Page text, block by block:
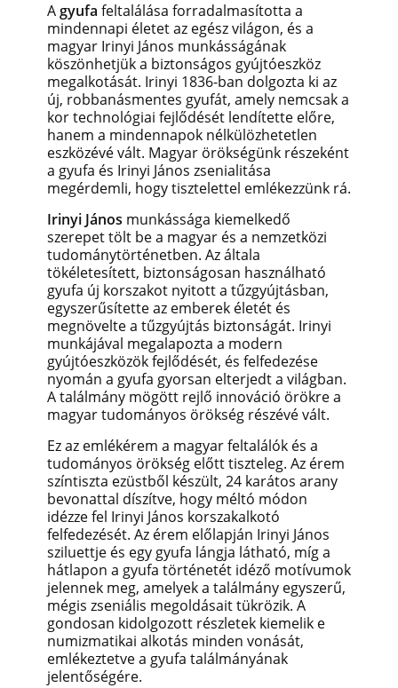
Agyufa feltalálása forradalmasította a
mindennapi életet az egész világon, és a
magyar Irinyi János munkásságának
köszönhetjük a biztonságos gyújtóeszköz
megalkotását. Irinyi 1836-ban dolgozta ki az
új, robbanásmentes gyufát, amely nemcsak a
kor technológiai fejlődését lendítette előre,
hanem a mindennapok nélkülözhetetlen
eszközévé vált. Magyar örökségünk részeként
a gyufa és Irinyi János zsenialitása
megérdemli, hogy tisztelettel emlékezzünk rá.
Irinyi János munkássága kiemelkedő
szerepet tölt be a magyar és a nemzetközi
tudománytörténetben. Az általa
tökéletesített, biztonságosan használható
gyufa új korszakot nyitott a tűzgyújtásban,
egyszerűsítette az emberek életét és
megnövelte a tűzgyújtás biztonságát. Irinyi
munkájával megalapozta a modern
gyújtóeszközök fejlődését, és felfedezése
nyomán a gyufa gyorsan elterjedt a világban.
A találmány mögött rejlő innováció örökre a
magyar tudományos örökség részévé vált.
Ez az emlékérem a magyar feltalálók és a
tudományos örökség előtt tiszteleg. Az érem
színtiszta ezüstből készült, 24 karátos arany
bevonattal díszítve, hogy méltó módon
idézze fel Irinyi János korszakalkotó
felfedezését. Az érem előlapján Irinyi János
sziluettje és egy gyufa lángja látható, míg a
hátlapon a gyufa történetét idéző motívumok
jelennek meg, amelyek a találmány egyszerű,
mégis zseniális megoldásait tükrözik. A
gondosan kidolgozott részletek kiemelik e
numizmatikai alkotás minden vonását,
emlékeztetve a gyufa találmányának
jelentőségére.